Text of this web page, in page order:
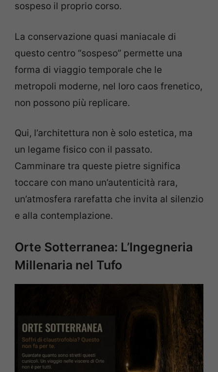
sospeso il proprio corso.
La conservazione quasi maniacale di
questo centro “sospeso” permette una
forma di viaggio temporale che le
metropoli moderne, nel loro caos frenetico,
non possono più replicare.
Qui, l’architettura non è solo estetica, ma
un legame fisico con il passato.
Camminare tra queste pietre significa
toccare con mano un’autenticità rara,
un’atmosfera rarefatta che invita al silenzio
e alla contemplazione.
Orte Sotterranea: L’Ingegneria
Millenaria nel Tufo